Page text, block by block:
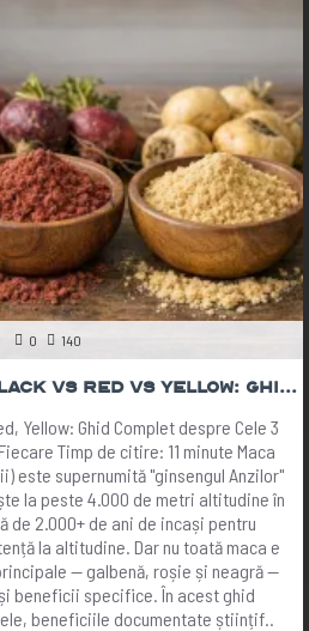
0 140
Maca Peruviană — Black vs Red vs Yellow: Ghid Complet 2026 | The Botanist
Yellow: Ghid Complet despre Cele 3
Timp de citire: 11 minute Maca
este supernumită "ginsengul Anzilor"
la peste 4.000 de metri altitudine în
de 2.000+ de ani de incași pentru
la altitudine. Dar nu toată maca e
— galbenă, roșie și neagră —
beneficii specifice. În acest ghid
beneficiile documentate științif..